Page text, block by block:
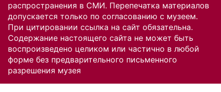
распространения в СМИ. Перепечатка материалов
допускается только по согласованию с музеем.
При цитировании ссылка на сайт обязательна.
Содержание настоящего сайта не может быть
воспроизведено целиком или частично в любой
форме без предварительного письменного
разрешения музея